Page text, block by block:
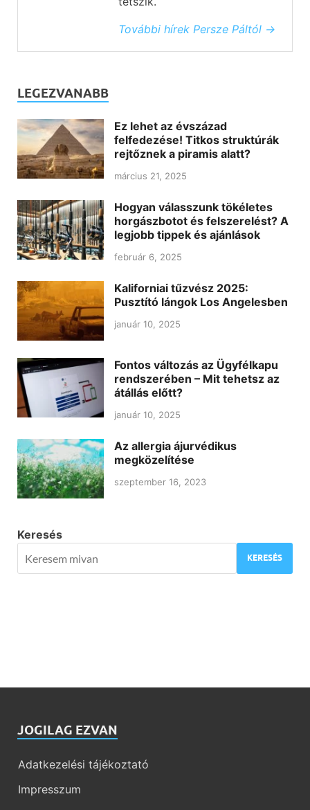
További hírek Persze Páltól →
LEGEZVANABB
Ez lehet az évszázad
felfedezése! Titkos struktúrák
rejtőznek a piramis alatt?
március 21, 2025
Hogyan válasszunk tökéletes
horgászbotot és felszerelést? A
legjobb tippek és ajánlások
február 6, 2025
Kaliforniai tűzvész 2025:
Pusztító lángok Los Angelesben
január 10, 2025
Fontos változás az Ügyfélkapu
rendszerében – Mit tehetsz az
átállás előtt?
január 10, 2025
Az allergia ájurvédikus
megközelítése
szeptember 16, 2023
Keresés
KERESÉS
JOGILAG EZVAN
Adatkezelési tájékoztató
Impresszum